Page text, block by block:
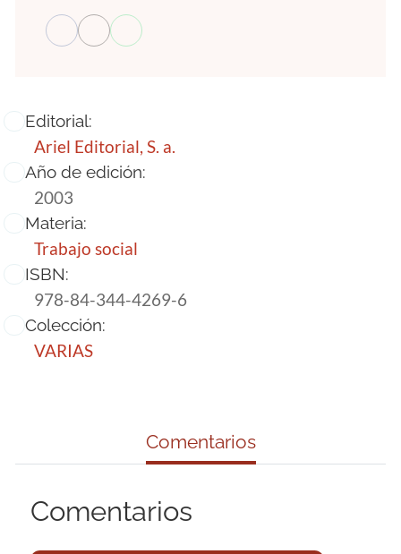
Editorial:
Ariel Editorial, S. a.
Año de edición:
2003
Materia:
Trabajo social
ISBN:
978-84-344-4269-6
Colección:
VARIAS
Comentarios
Comentarios